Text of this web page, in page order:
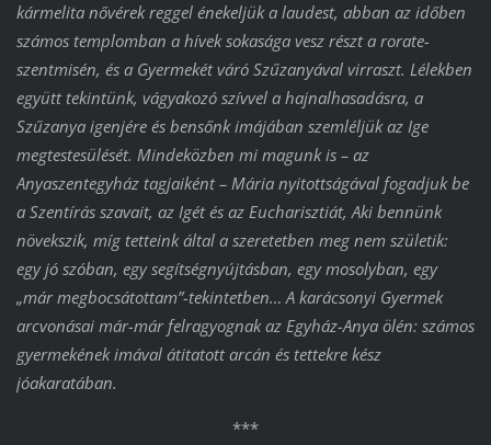
kármelita nővérek reggel énekeljük a laudest, abban az időben
számos templomban a hívek sokasága vesz részt a rorate-
szentmisén, és a Gyermekét váró Szűzanyával virraszt. Lélekben
együtt tekintünk, vágyakozó szívvel a hajnalhasadásra, a
Szűzanya igenjére és bensőnk imájában szemléljük az Ige
megtestesülését. Mindeközben mi magunk is – az
Anyaszentegyház tagjaiként – Mária nyitottságával fogadjuk be
a Szentírás szavait, az Igét és az Eucharisztiát, Aki bennünk
növekszik, míg tetteink által a szeretetben meg nem születik:
egy jó szóban, egy segítségnyújtásban, egy mosolyban, egy
„már megbocsátottam”-tekintetben… A karácsonyi Gyermek
arcvonásai már-már felragyognak az Egyház-Anya ölén: számos
gyermekének imával átitatott arcán és tettekre kész
jóakaratában.
***